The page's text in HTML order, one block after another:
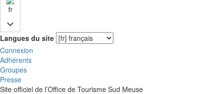
fr
Langues du site
Connexion
Adhérents
Groupes
Presse
Site officiel de l’Office de Tourisme Sud Meuse